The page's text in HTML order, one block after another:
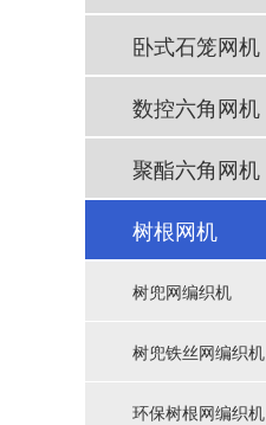
卧式石笼网机
数控六角网机
聚酯六角网机
树根网机
树兜网编织机
树兜铁丝网编织机
环保树根网编织机